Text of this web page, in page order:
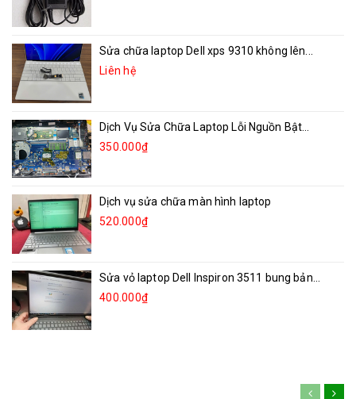
Sửa chữa laptop Dell xps 9310 không lên...
Liên hệ
Dịch Vụ Sửa Chữa Laptop Lỗi Nguồn Bật...
350.000₫
Dịch vụ sửa chữa màn hình laptop
520.000₫
Sửa vỏ laptop Dell Inspiron 3511 bung bản...
400.000₫